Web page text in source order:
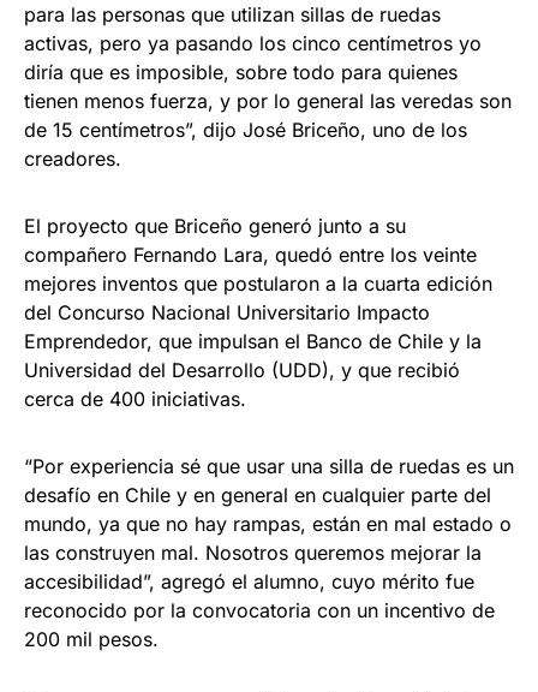
para las personas que utilizan sillas de ruedas
activas, pero ya pasando los cinco centímetros yo
diría que es imposible, sobre todo para quienes
tienen menos fuerza, y por lo general las veredas son
de 15 centímetros”, dijo José Briceño, uno de los
creadores.
El proyecto que Briceño generó junto a su
compañero Fernando Lara, quedó entre los veinte
mejores inventos que postularon a la cuarta edición
del Concurso Nacional Universitario Impacto
Emprendedor, que impulsan el Banco de Chile y la
Universidad del Desarrollo (UDD), y que recibió
cerca de 400 iniciativas.
“Por experiencia sé que usar una silla de ruedas es un
desafío en Chile y en general en cualquier parte del
mundo, ya que no hay rampas, están en mal estado o
las construyen mal. Nosotros queremos mejorar la
accesibilidad”, agregó el alumno, cuyo mérito fue
reconocido por la convocatoria con un incentivo de
200 mil pesos.